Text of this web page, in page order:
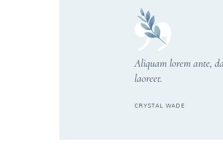
Aliquam lorem ante,
laoreet.
CRYSTAL WADE